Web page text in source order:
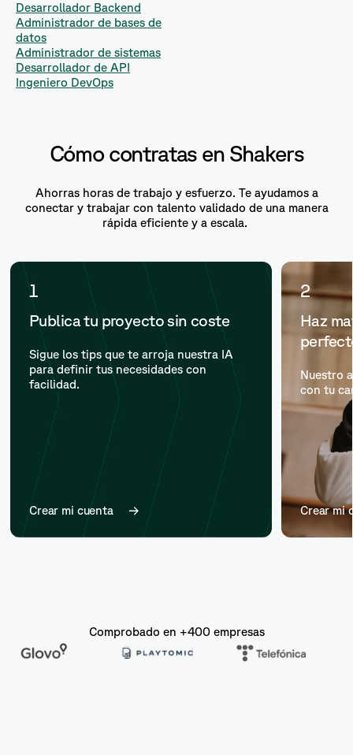
Desarrollador Backend
Administrador de bases de
datos
Administrador de sistemas
Desarrollador de API
Ingeniero DevOps
Cómo contratas en Shakers
Ahorras horas de trabajo y esfuerzo. Te ayudamos a
conectar y trabajar con talento validado de una manera
rápida eficiente y a escala.
1
Publica tu proyecto sin coste
Sigue los tips que te arroja nuestra IA
para definir tus necesidades con
facilidad.
Crear mi cuenta
2
Haz
Nuestro
con tu
Crear mi
Comprobado en +400 empresas